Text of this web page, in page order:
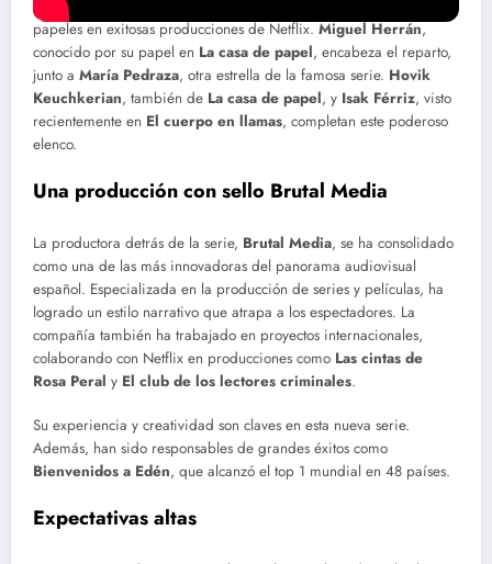
La serie cuenta con la participación de actores reconocidos por sus
papeles en exitosas producciones de Netflix. Miguel Herrán,
conocido por su papel en La casa de papel, encabeza el reparto,
junto a María Pedraza, otra estrella de la famosa serie. Hovik
Keuchkerian, también de La casa de papel, y Isak Férriz, visto
recientemente en El cuerpo en llamas, completan este poderoso
elenco.
Una producción con sello Brutal Media
La productora detrás de la serie, Brutal Media, se ha consolidado
como una de las más innovadoras del panorama audiovisual
español. Especializada en la producción de series y películas, ha
logrado un estilo narrativo que atrapa a los espectadores. La
compañía también ha trabajado en proyectos internacionales,
colaborando con Netflix en producciones como Las cintas de
Rosa Peral y El club de los lectores criminales.
Su experiencia y creatividad son claves en esta nueva serie.
Además, han sido responsables de grandes éxitos como
Bienvenidos a Edén, que alcanzó el top 1 mundial en 48 países.
Expectativas altas